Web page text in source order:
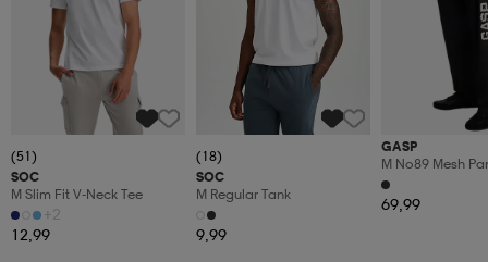
(51)
SOC
M Slim Fit V-Neck Tee
+2
12,99
(18)
SOC
M Regular Tank
9,99
GASP
M No89 Mesh
69,99